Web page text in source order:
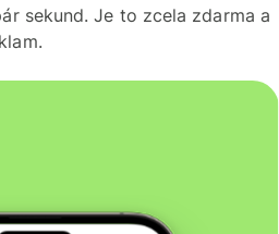
sekund. Je to zcela zdarma a